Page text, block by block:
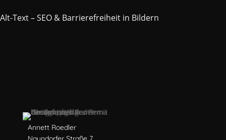
Alt-Text – SEO & Barrierefreiheit in Bildern
Annett Roedler